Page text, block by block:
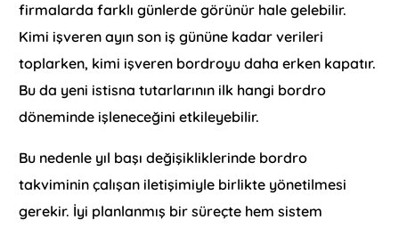
firmalarda farklı günlerde görünür hale gelebilir.
Kimi işveren ayın son iş gününe kadar verileri
toplarken, kimi işveren bordroyu daha erken kapatır.
Bu da yeni istisna tutarlarının ilk hangi bordro
döneminde işleneceğini etkileyebilir.
Bu nedenle yıl başı değişikliklerinde bordro
takviminin çalışan iletişimiyle birlikte yönetilmesi
gerekir. İyi planlanmış bir süreçte hem sistem